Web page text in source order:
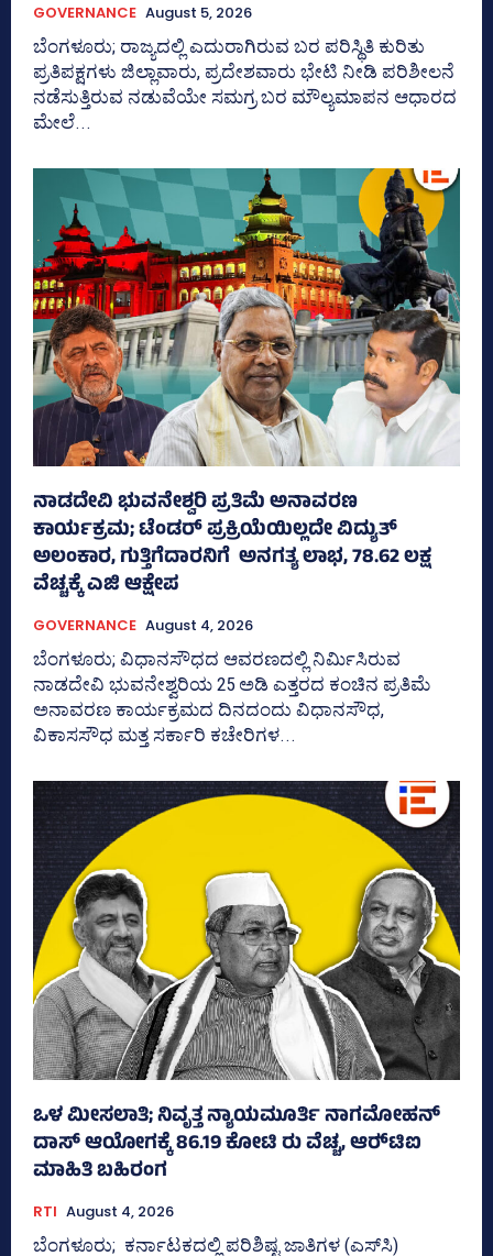
GOVERNANCE August 5, 2026
ಬೆಂಗಳೂರು; ರಾಜ್ಯದಲ್ಲಿ ಎದುರಾಗಿರುವ ಬರ ಪರಿಸ್ಥಿತಿ ಕುರಿತು
ಪ್ರತಿಪಕ್ಷಗಳು ಜಿಲ್ಲಾವಾರು, ಪ್ರದೇಶವಾರು ಭೇಟಿ ನೀಡಿ ಪರಿಶೀಲನೆ
ನಡೆಸುತ್ತಿರುವ ನಡುವೆಯೇ ಸಮಗ್ರ ಬರ ಮೌಲ್ಯಮಾಪನ ಆಧಾರದ
ಮೇಲೆ...
ನಾಡದೇವಿ ಭುವನೇಶ್ವರಿ ಪ್ರತಿಮೆ ಅನಾವರಣ
ಕಾರ್ಯಕ್ರಮ; ಟೆಂಡರ್ ಪ್ರಕ್ರಿಯೆಯಿಲ್ಲದೇ ವಿದ್ಯುತ್‌
ಅಲಂಕಾರ, ಗುತ್ತಿಗೆದಾರನಿಗೆ ಅನಗತ್ಯ ಲಾಭ, 78.62 ಲಕ್ಷ
ವೆಚ್ಚಕ್ಕೆ ಎಜಿ ಆಕ್ಷೇಪ
GOVERNANCE August 4, 2026
ಬೆಂಗಳೂರು; ವಿಧಾನಸೌಧದ ಆವರಣದಲ್ಲಿ ನಿರ್ಮಿಸಿರುವ
ನಾಡದೇವಿ ಭುವನೇಶ್ವರಿಯ 25 ಅಡಿ ಎತ್ತರದ ಕಂಚಿನ ಪ್ರತಿಮೆ
ಅನಾವರಣ ಕಾರ್ಯಕ್ರಮದ ದಿನದಂದು ವಿಧಾನಸೌಧ,
ವಿಕಾಸಸೌಧ ಮತ್ತ ಸರ್ಕಾರಿ ಕಚೇರಿಗಳ...
ಒಳ ಮೀಸಲಾತಿ; ನಿವೃತ್ತ ನ್ಯಾಯಮೂರ್ತಿ ನಾಗಮೋಹನ್
ದಾಸ್ ಆಯೋಗಕ್ಕೆ 86.19 ಕೋಟಿ ರು ವೆಚ್ಚ, ಆರ್‍‌ಟಿಐ
ಮಾಹಿತಿ ಬಹಿರಂಗ
RTI August 4, 2026
ಬೆಂಗಳೂರು; ಕರ್ನಾಟಕದಲ್ಲಿ ಪರಿಶಿಷ್ಟ ಜಾತಿಗಳ (ಎಸ್‌ಸಿ)